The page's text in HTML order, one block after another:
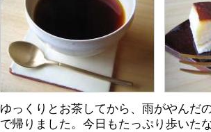
ゆっくりとお茶してから、雨がやんだ
で帰りました。今日もたっぷり歩いた